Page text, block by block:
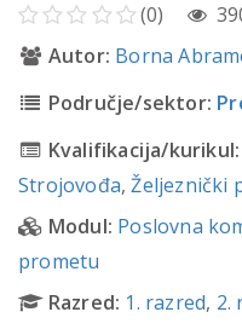
(0)
Autor: Borna
Područje/sektor:
Kvalifikacija/kurikul:
Strojovođa,Željeznički
Modul: Poslovna
prometu
Razred: 1. razred, 2.